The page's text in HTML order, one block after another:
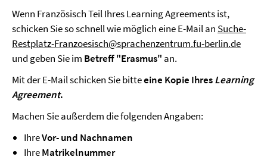
Wenn Französisch Teil Ihres Learning Agreements ist,
schicken Sie so schnell wie möglich eine E-Mail an Suche-
Restplatz-Franzoesisch@sprachenzentrum.fu-berlin.de
und geben Sie im Betreff "Erasmus" an.
Mit der E-Mail schicken Sie bitteeine Kopie IhresLearning
Agreement.
Machen Sie außerdem die folgenden Angaben:
IhreVor- und Nachnamen
IhreMatrikelnummer